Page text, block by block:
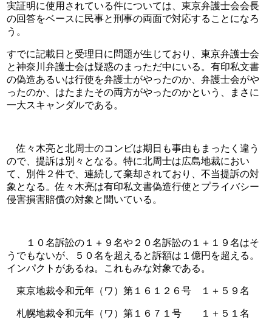
実証明に使用されている件については、東京弁護士会会長
の回答をベースに民事と刑事の両面で対応することになろ
う。
すでに記載日と受理日に問題が生じており、東京弁護士会
と神奈川弁護士会は疑惑のまっただ中にいる。有印私文書
の偽造あるいは行使を弁護士がやったのか、弁護士会がや
ったのか、はたまたその両方がやったのかという、まさに
一大スキャンダルである。
佐々木亮と北周士のコンビは期日も事由もまったく違う
ので、提訴は別々となる。特に北周士は広島地裁におい
て、別件２件で、連続して棄却されており、不当提訴の対
象となる。佐々木亮は有印私文書偽造行使とプライバシー
侵害損害賠償の対象と聞いている。
１０名訴訟の１＋９名や２０名訴訟の１＋１９名はそ
うでもないが、５０名を超えると訴額は１億円を超える。
インパクトがあるね。これもみな対象である。
東京地裁令和元年（ワ）第１６１２６号　１＋５９名
札幌地裁令和元年（ワ）第１６７１号　　１＋５１名